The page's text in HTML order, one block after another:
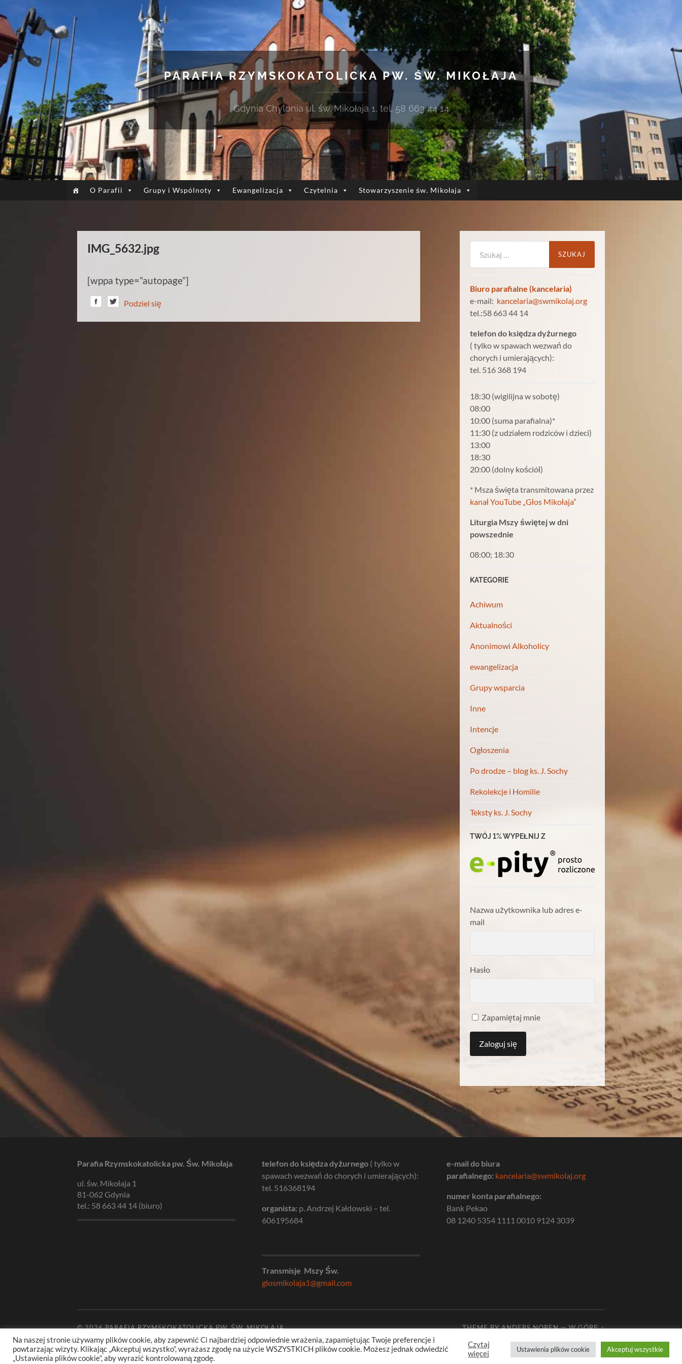
PARAFIA RZYMSKOKATOLICKA PW. ŚW. MIKOŁAJA
Gdynia Chylonia ul. św. Mikołaja 1, tel. 58 663 44 14
O Parafii Grupy i Wspólnoty Ewangelizacja Czytelnia Stowarzyszenie św. Mikołaja
IMG_5632.jpg
[wppa type=”autopage”]
Podziel się
Biuro parafialne (kancelaria)
e-mail: kancelaria@swmikolaj.org
tel.:58 663 44 14
telefon do księdza dyżurnego
( tylko w spawach wezwań do
chorych i umierających):
tel. 516 368 194
18:30 (wigilijna w sobotę)
08:00
10:00 (suma parafialna)*
11:30 (z udziałem rodziców i dzieci)
13:00
18:30
20:00 (dolny kościół)
* Msza święta transmitowana przez
kanał YouTube „Głos Mikołaja”
Liturgia Mszy świętej w dni
powszednie
08:00; 18:30
KATEGORIE
Achiwum
Aktualności
Anonimowi Alkoholicy
ewangelizacja
Grupy wsparcia
Inne
Intencje
Ogłoszenia
Po drodze – blog ks. J. Sochy
Rekolekcje i Homilie
Teksty ks. J. Sochy
TWÓJ 1% WYPEŁNIJ Z
Nazwa użytkownika lub adres e-
mail
Hasło
Zapamiętaj mnie
Parafia Rzymskokatolicka pw. Św. Mikołaja
ul. św. Mikołaja 1
81-062 Gdynia
tel.: 58 663 44 14 (biuro)
telefon do księdza dyżurnego ( tylko w
spawach wezwań do chorych i umierających):
tel. 516368194
organista: p. Andrzej Kałdowski – tel.
606195684
Transmisje Mszy Św.
glosmikolaja1@gmail.com
e-mail do biura
parafialnego: kancelaria@swmikolaj.org
numer konta parafialnego:
Bank Pekao
08 1240 5354 1111 0010 9124 3039
© 2026PARAFIA RZYMSKOKATOLICKA PW. ŚW. MIKOŁAJA THEME BYANDERS NOREN—W GÓRĘ ↑
Na naszej stronie używamy plików cookie, aby zapewnić Ci najbardziej odpowiednie wrażenia, zapamiętując Twoje preferencje i
powtarzając wizyty. Klikając „Akceptuj wszystko”, wyrażasz zgodę na użycie WSZYSTKICH plików cookie. Możesz jednak odwiedzić
„Ustawienia plików cookie”, aby wyrazić kontrolowaną zgodę.
Czytaj
więcej
Ustawienia plików cookie Akceptuj wszystkie